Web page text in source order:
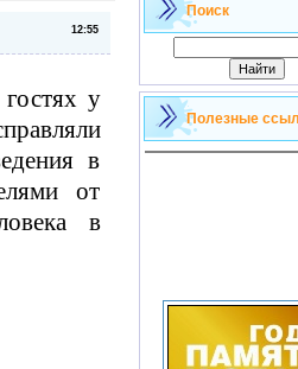
12:55
у
в
от
в
Поиск
Полезные